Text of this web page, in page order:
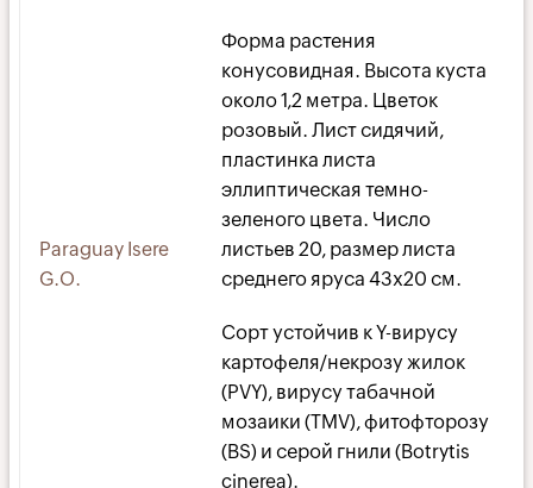
Paraguay Isere
G.O.
Форма растения
конусовидная. Высота куста
около 1,2 метра. Цветок
розовый. Лист сидячий,
пластинка листа
эллиптическая темно-
зеленого цвета. Число
листьев 20, размер листа
среднего яруса 43х20 см.
Сорт устойчив к Y-вирусу
картофеля/некрозу жилок
(PVY), вирусу табачной
мозаики (TMV), фитофторозу
(BS) и серой гнили (Botrytis
cinerea).